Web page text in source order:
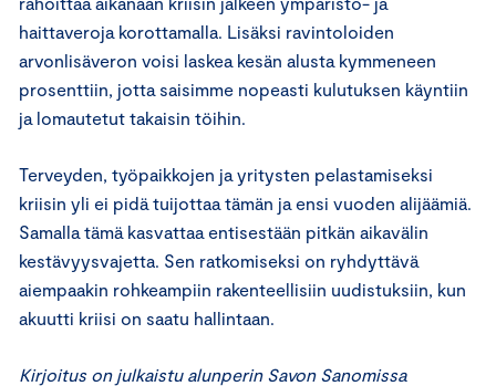
haittaveroja korottamalla. Lisäksi ravintoloiden
arvonlisäveron voisi laskea kesän alusta kymmeneen
prosenttiin, jotta saisimme nopeasti kulutuksen käyntiin
ja lomautetut takaisin töihin.
Terveyden, työpaikkojen ja yritysten pelastamiseksi
kriisin yli ei pidä tuijottaa tämän ja ensi vuoden alijäämiä.
Samalla tämä kasvattaa entisestään pitkän aikavälin
kestävyysvajetta. Sen ratkomiseksi on ryhdyttävä
aiempaakin rohkeampiin rakenteellisiin uudistuksiin, kun
akuutti kriisi on saatu hallintaan.
Kirjoitus on julkaistu alunperin Savon Sanomissa